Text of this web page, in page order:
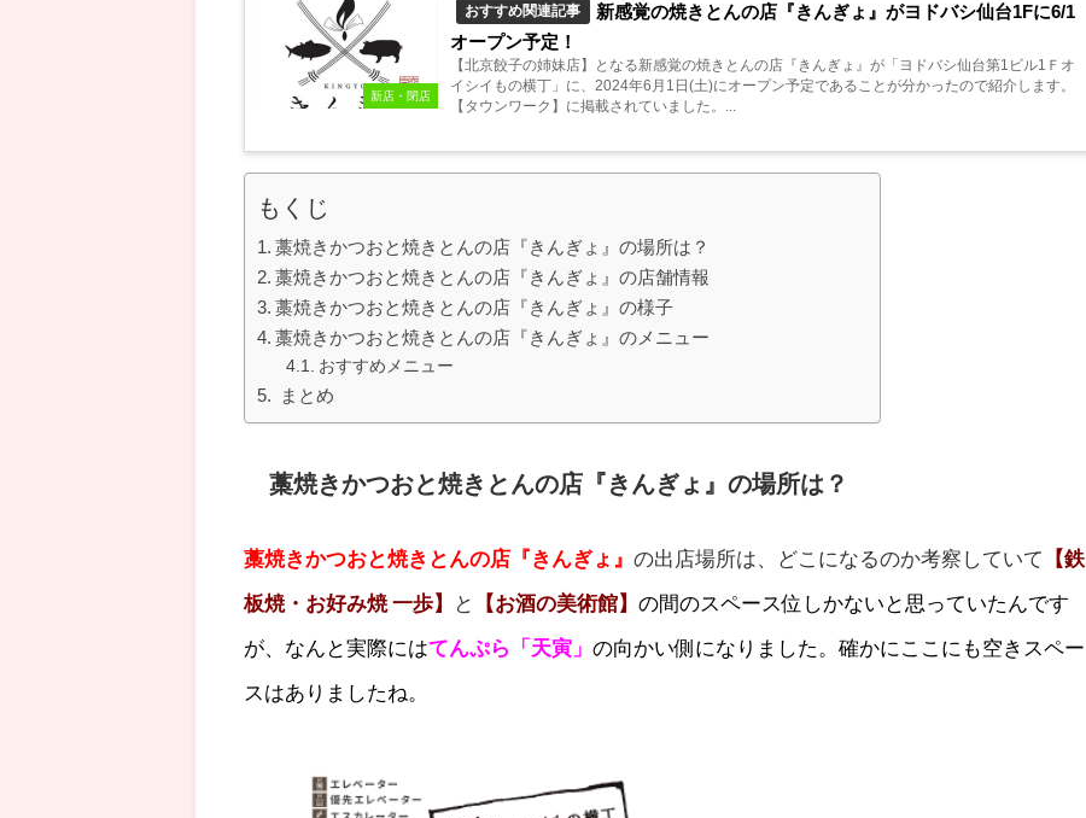
新店・閉店
おすすめ関連記事
新感覚の焼きとんの店『きんぎょ』がヨドバシ仙台1Fに6/1
オープン予定！
【北京餃子の姉妹店】となる新感覚の焼きとんの店『きんぎょ』が「ヨドバシ仙台第1ビル1Ｆオ
イシイもの横丁」に、2024年6月1日(土)にオープン予定であることが分かったので紹介します。
【タウンワーク】に掲載されていました。...
もくじ
藁焼きかつおと焼きとんの店『きんぎょ』の場所は？
藁焼きかつおと焼きとんの店『きんぎょ』の店舗情報
藁焼きかつおと焼きとんの店『きんぎょ』の様子
藁焼きかつおと焼きとんの店『きんぎょ』のメニュー
おすすめメニュー
まとめ
藁焼きかつおと焼きとんの店『きんぎょ』の場所は？
藁焼きかつおと焼きとんの店『きんぎょ』の出店場所は、どこになるのか考察していて 【鉄
板焼・お好み焼 一歩】 と 【お酒の美術館】の間のスペース位しかないと思っていたんです
が、なんと実際にはてんぷら「天寅」の向かい側になりました。確かにここにも空きスペー
スはありましたね。